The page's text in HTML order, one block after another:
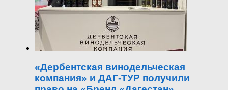
«Дербентская винодельческая
компания» и ДАГ-ТУР получили